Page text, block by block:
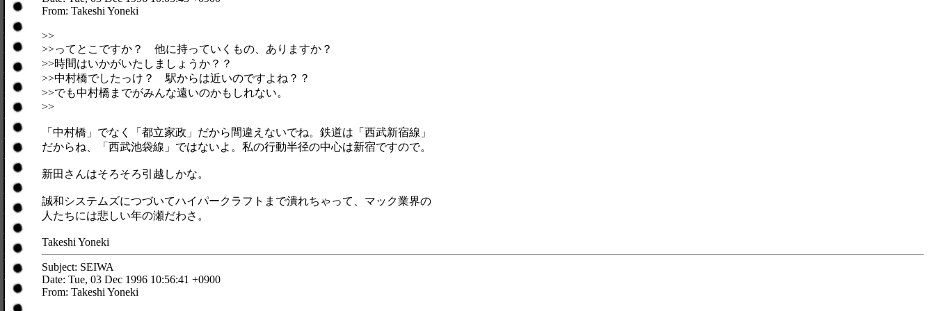
From: Takeshi Yoneki
>>
>>ってとこですか？ 他に持っていくもの、ありますか？
>>時間はいかがいたしましょうか？？
>>中村橋でしたっけ？ 駅からは近いのですよね？？
>>でも中村橋までがみんな遠いのかもしれない。
>>
「中村橋」でなく「都立家政」だから間違えないでね。鉄道は「西武新宿線」
だからね、「西武池袋線」ではないよ。私の行動半径の中心は新宿ですので。
新田さんはそろそろ引越しかな。
誠和システムズにつづいてハイパークラフトまで潰れちゃって、マック業界の
人たちには悲しい年の瀬だわさ。
Takeshi Yoneki
Subject: SEIWA
Date: Tue, 03 Dec 1996 10:56:41 +0900
From: Takeshi Yoneki